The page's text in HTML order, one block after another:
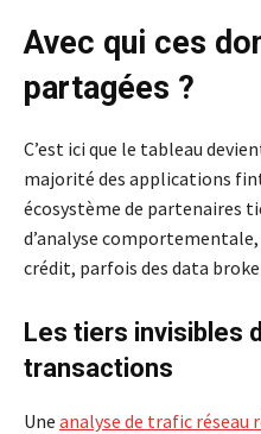
Avec qui ces
partagées ?
C’est ici que le tableau
majorité des applications
écosystème de partenaires
d’analyse
crédit, parfois des data
Les tiers invisibles
transactions
Une analyse de trafic réseau